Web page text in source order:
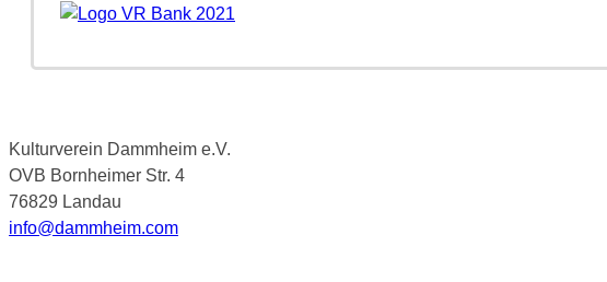
Kulturverein Dammheim e.V.
OVB Bornheimer Str. 4
76829 Landau
info@dammheim.com